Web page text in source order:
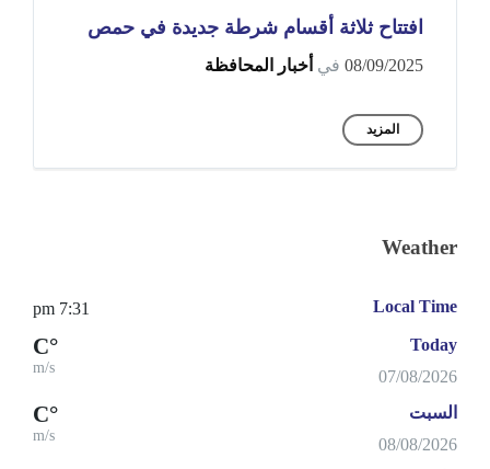
افتتاح ثلاثة أقسام شرطة جديدة في حمص
08/09/2025 في أخبار المحافظة
المزيد
Weather
Local Time
7:31 pm
Today
07/08/2026
°C
m/s
السبت
08/08/2026
°C
m/s